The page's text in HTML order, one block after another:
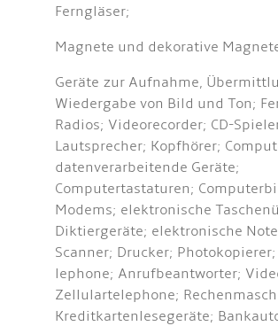
Ferngläser;
Magnete und dekorative
Geräte zur Aufnahme,
Wiedergabe von Bild und Ton;
Radios; Videorecorder; CD-
Lautsprecher; Kopfhörer;
datenverarbeitende Geräte;
Computertastaturen;
Modems; elektronische
Diktiergeräte; elektronische
Scanner; Drucker;
lephone; Anrufbeantworter;
Zellulartelephone;
Kreditkartenlesegeräte;